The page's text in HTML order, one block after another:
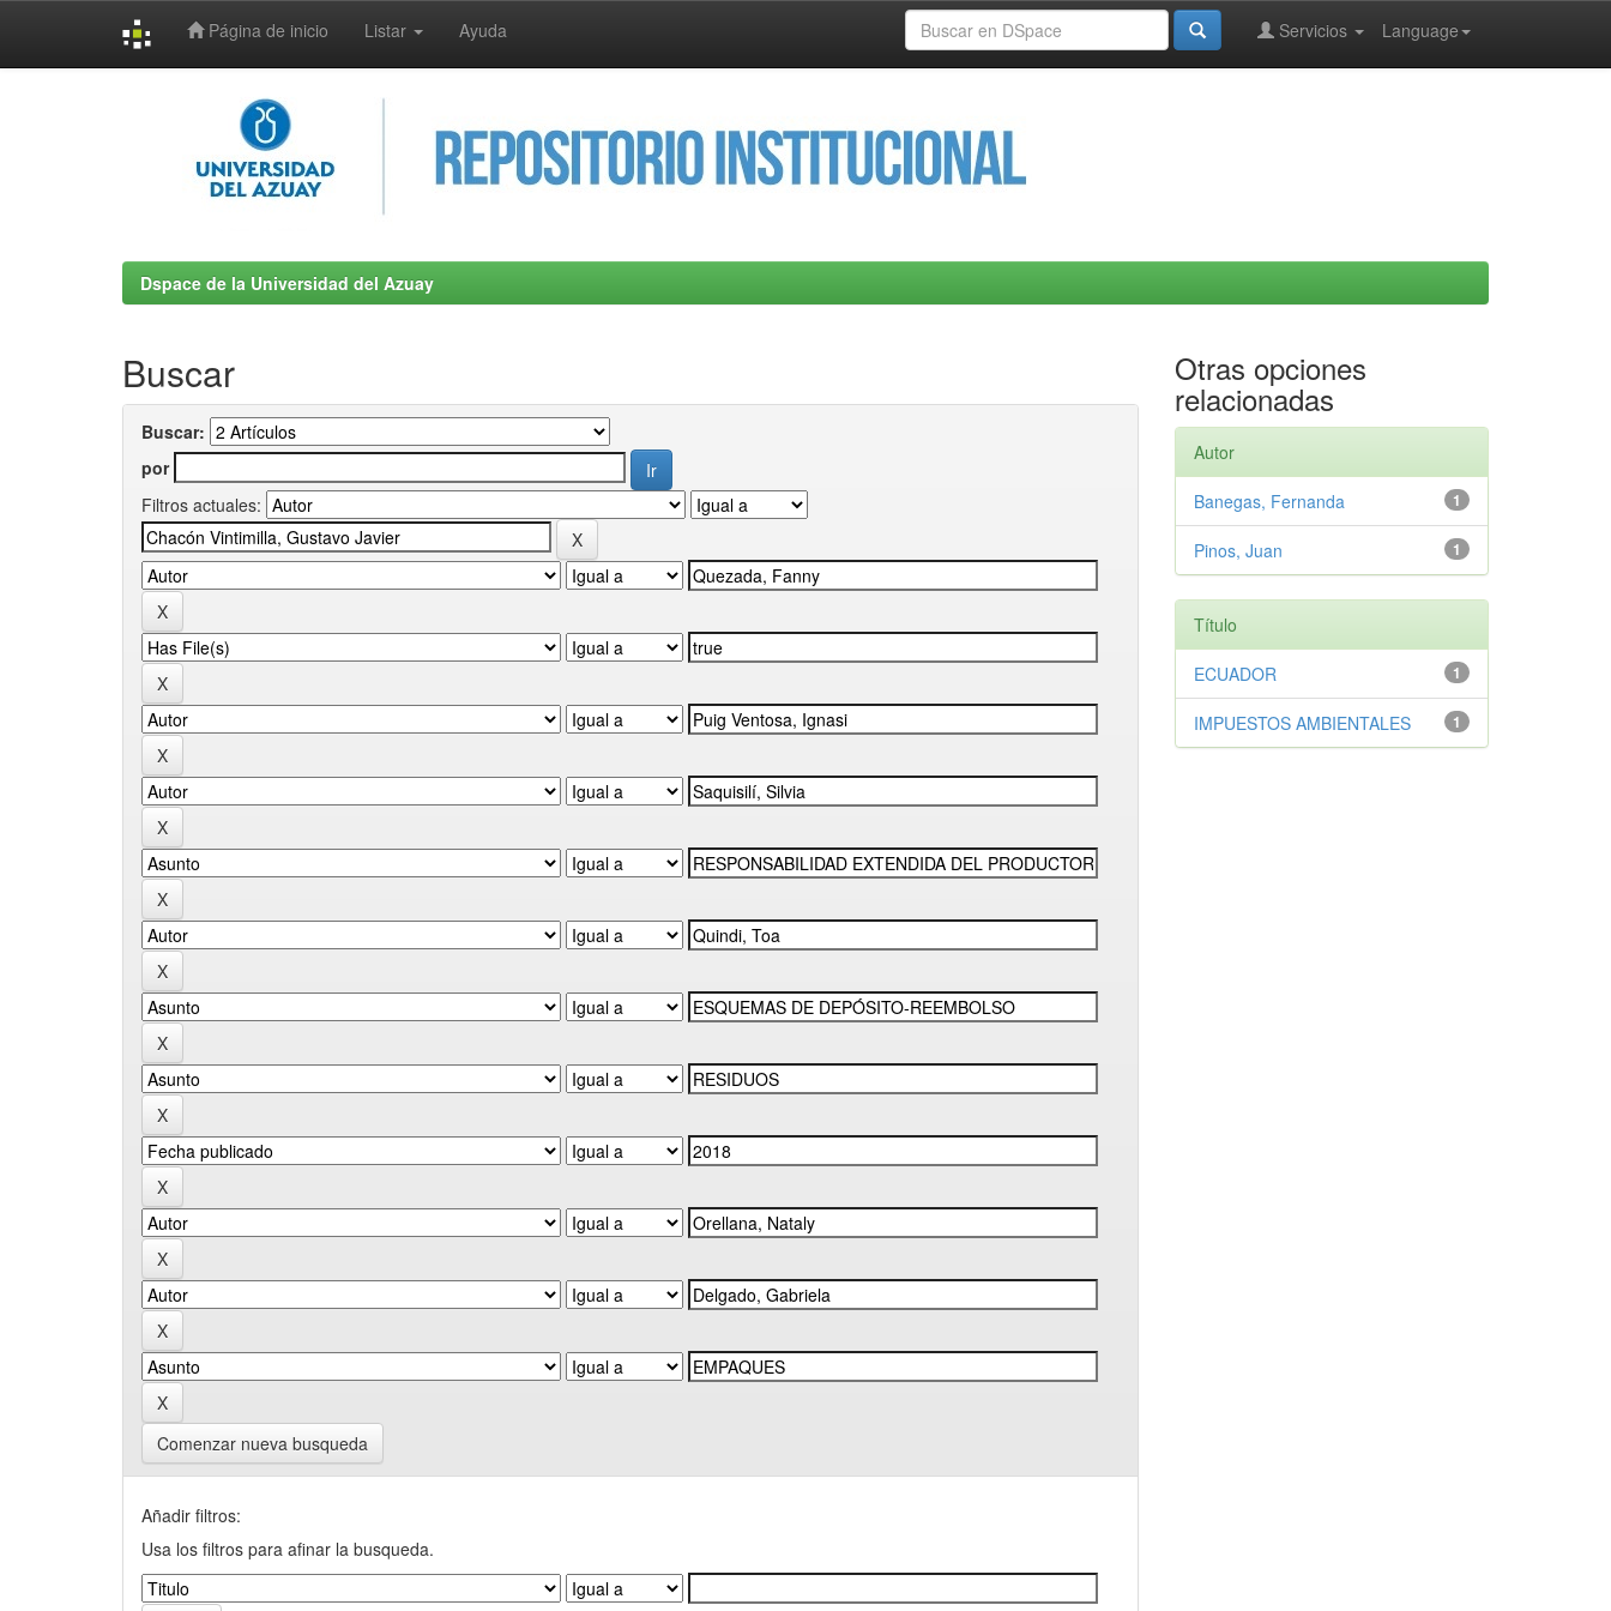
Página de inicio Listar Ayuda Language
Servicios
Dspace de la Universidad del Azuay
Buscar
Buscar:
por
Filtros actuales:
Comenzar nueva busqueda
Añadir filtros:
Usa los filtros para afinar la busqueda.
Otras opciones
relacionadas
Autor
1
Banegas, Fernanda
1
Pinos, Juan
Título
1
ECUADOR
1
IMPUESTOS AMBIENTALES